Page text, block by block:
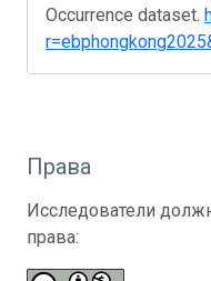
Occurrence dataset.
Права
Исследователи
права: